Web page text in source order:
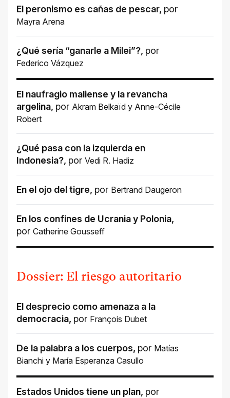
El peronismo es cañas de pescar, por
Mayra Arena
¿Qué sería “ganarle a Milei”?, por
Federico Vázquez
El naufragio maliense y la revancha
argelina, por Akram Belkaïd y Anne-Cécile
Robert
¿Qué pasa con la izquierda en
Indonesia?, por Vedi R. Hadiz
En el ojo del tigre, por Bertrand Daugeron
En los confines de Ucrania y Polonia,
por Catherine Gousseff
Dossier: El riesgo autoritario
El desprecio como amenaza a la
democracia, por François Dubet
De la palabra a los cuerpos, por Matías
Bianchi y María Esperanza Casullo
Estados Unidos tiene un plan, por